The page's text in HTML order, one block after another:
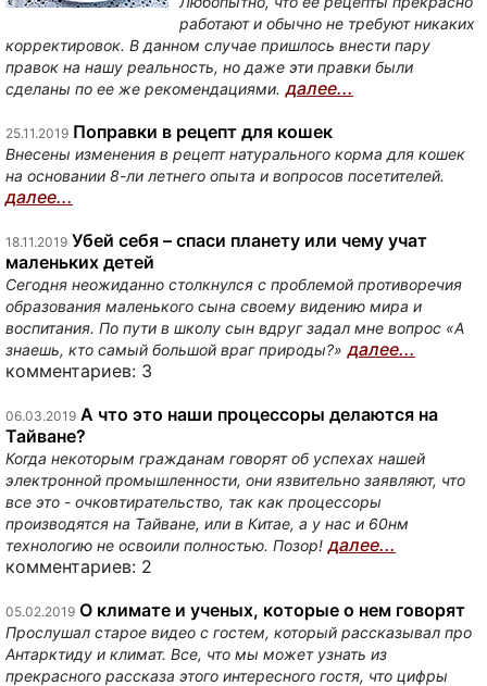
работают и обычно не требуют никаких
корректировок. В данном случае пришлось внести пару
правок на нашу реальность, но даже эти правки были
сделаны по ее же рекомендациями. далее...
25.11.2019 Поправки в рецепт для кошек
Внесены изменения в рецепт натурального корма для кошек
на основании 8-ли летнего опыта и вопросов посетителей.
далее...
18.11.2019 Убей себя – спаси планету или чему учат
маленьких детей
Сегодня неожиданно столкнулся с проблемой противоречия
образования маленького сына своему видению мира и
воспитания. По пути в школу сын вдруг задал мне вопрос «А
знаешь, кто самый большой враг природы?» далее...
комментариев: 3
06.03.2019 А что это наши процессоры делаются на
Тайване?
Когда некоторым гражданам говорят об успехах нашей
электронной промышленности, они язвительно заявляют, что
все это - очковтирательство, так как процессоры
производятся на Тайване, или в Китае, а у нас и 60нм
технологию не освоили полностью. Позор! далее...
комментариев: 2
05.02.2019 О климате и ученых, которые о нем говорят
Прослушал старое видео с гостем, который рассказывал про
Антарктиду и климат. Все, что мы может узнать из
прекрасного рассказа этого интересного гостя, что цифры